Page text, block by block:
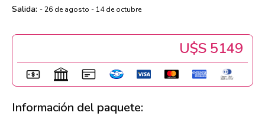
Salida: - 26 de agosto - 14 de octubre
U$s 5149
Información del paquete: